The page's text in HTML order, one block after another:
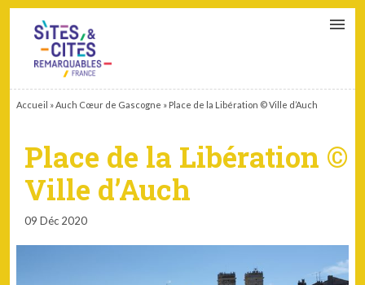
Accueil »Auch Cœur de Gascogne » Place de la Libération © Ville d’Auch
Place de la Libération ©
Ville d’Auch
09 Déc 2020